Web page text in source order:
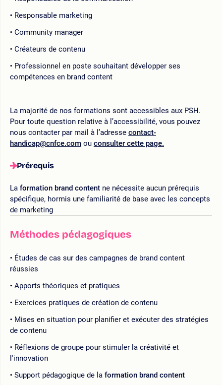
Responsable marketing
Community manager
Créateurs de contenu
Professionnel en poste souhaitant développer ses
compétences en brand content
La majorité de nos formations sont accessibles aux PSH.
Pour toute question relative à l’accessibilité, vous pouvez
nous contacter par mail à l’adresse contact-
handicap@cnfce.com ou consulter cette page.
Prérequis
La formation brand content ne nécessite aucun prérequis
spécifique, hormis une familiarité de base avec les concepts
de marketing
Méthodes pédagogiques
Études de cas sur des campagnes de brand content
réussies
Apports théoriques et pratiques
Exercices pratiques de création de contenu
Mises en situation pour planifier et exécuter des stratégies
de contenu
Réflexions de groupe pour stimuler la créativité et
l'innovation
Support pédagogique de la formation brand content